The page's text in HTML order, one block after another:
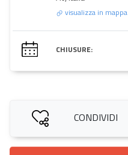
visualizza in mappa
CHIUSURE:
CONDIVIDI